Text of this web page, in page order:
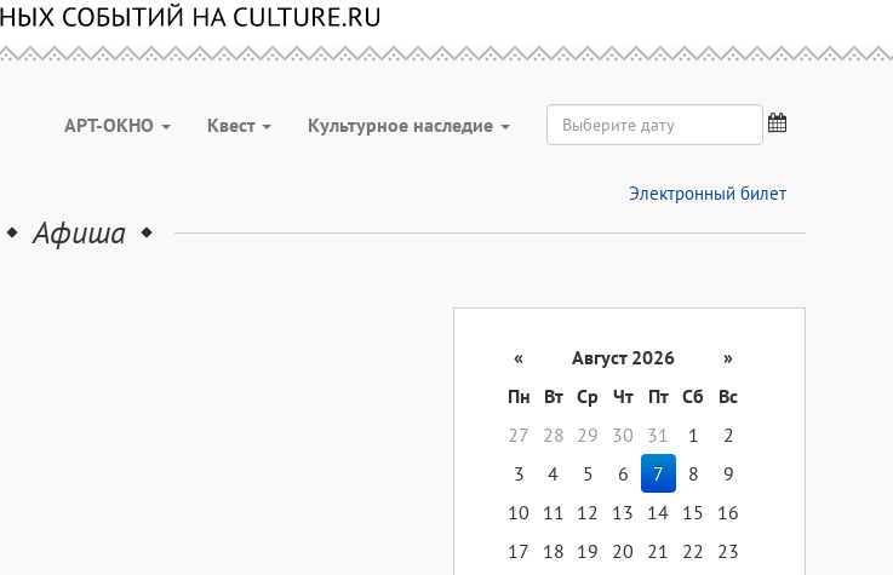
АРТ-ОКНО Квест Культурное наследие
Электронный билет
Афиша
« Август 2026
»
Пн
Вт Ср Чт Пт Сб
Вс
27
28 29 30 31 1
2
3
4 5 6 7 8
9
10
11 12 13 14 15
16
17
18 19 20 21 22
23